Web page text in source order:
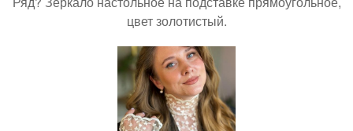
цвет золотистый.